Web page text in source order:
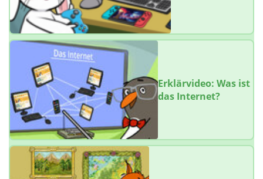
Erklärvideo: Was ist
das Internet?